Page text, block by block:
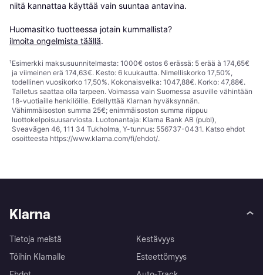
niitä kannattaa käyttää vain suuntaa antavina.
Huomasitko tuotteessa jotain kummallista?
ilmoita ongelmista täällä.
¹Esimerkki maksusuunnitelmasta: 1000€ ostos 6 erässä: 5 erää à 174,65€
ja viimeinen erä 174,63€. Kesto: 6 kuukautta. Nimelliskorko 17,50%,
todellinen vuosikorko 17,50%. Kokonaisvelka: 1047,88€. Korko: 47,88€.
Talletus saattaa olla tarpeen. Voimassa vain Suomessa asuville vähintään
18-vuotiaille henkilöille. Edellyttää Klarnan hyväksynnän.
Vähimmäisoston summa 25€; enimmäisoston summa riippuu
luottokelpoisuusarviosta. Luotonantaja: Klarna Bank AB (publ),
Sveavägen 46, 111 34 Tukholma, Y-tunnus: 556737-0431. Katso ehdot
osoitteesta https://www.klarna.com/fi/ehdot/.
Klarna
Tietoja meistä
Töihin Klarnalle
Kestävyys
Esteettömyys